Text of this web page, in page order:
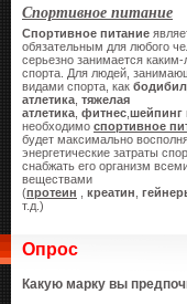
Спортивное питание
Спортивное питание
обязательным для любого
серьезно занимается
спорта. Для людей,
видами спорта, как
атлетика тяжелая
атлетика фитнес шейпинг
необходимо спортивное
будет максимально
энергетические затраты
снабжать его организм
веществами
(протеин креатин
т.д.)
Опрос
Какую марку вы